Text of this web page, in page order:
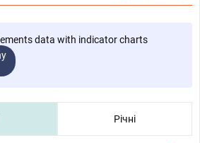
data with indicator charts
Річні